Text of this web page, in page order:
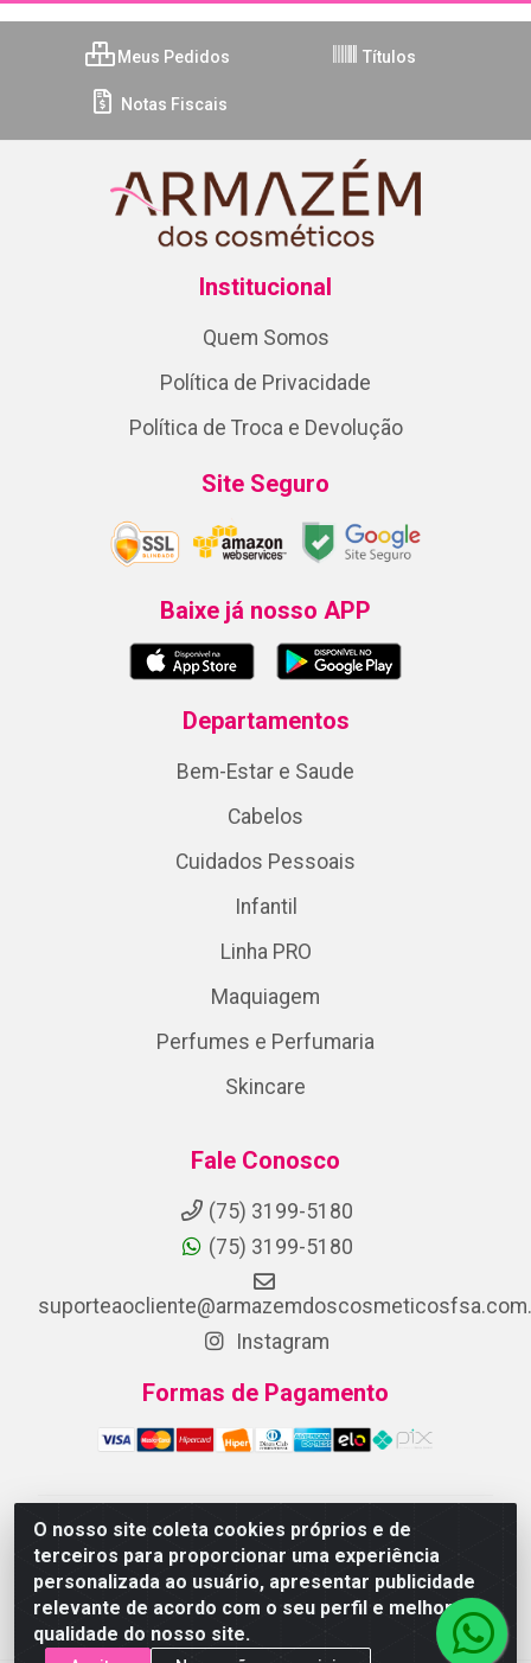
O nosso site coleta cookies próprios e de
terceiros para proporcionar uma experiência
personalizada ao usuário, apresentar publicidade
relevante de acordo com o seu perfil e melhorar a
qualidade do nosso site.
Meus Pedidos Títulos
Notas Fiscais
Institucional
Quem Somos
Política de Privacidade
Política de Troca e Devolução
Site Seguro
Baixe já nosso APP
Departamentos
Bem-Estar e Saude
Cabelos
Cuidados Pessoais
Infantil
Linha PRO
Maquiagem
Perfumes e Perfumaria
Skincare
Fale Conosco
(75) 3199-5180
(75) 3199-5180
Instagram
Formas de Pagamento
ARMAZEM DOS COSMETICOS DISTRIBUIDORA LTDA -
Av.Transnordestina, 2222 - Parque Ipê, Feira de
Santana/BA - CEP 44.054-008 - CNPJ 07.246.802/0001-
25